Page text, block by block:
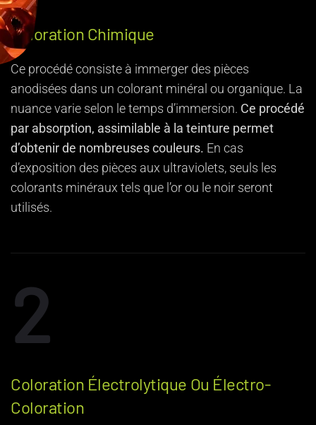
Coloration Chimique
Ce procédé consiste à immerger des pièces
anodisées dans un colorant minéral ou organique. La
nuance varie selon le temps d’immersion. Ce procédé
par absorption, assimilable à la teinture permet
d’obtenir de nombreuses couleurs. En cas
d’exposition des pièces aux ultraviolets, seuls les
colorants minéraux tels que l’or ou le noir seront
utilisés.
2
Coloration Électrolytique Ou Électro-
Coloration